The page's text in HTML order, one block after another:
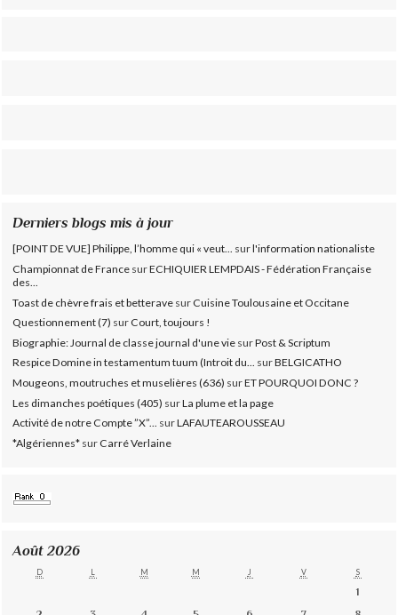
Derniers blogs mis à jour
[POINT DE VUE] Philippe, l’homme qui « veut... surl'information nationaliste
Championnat de France surECHIQUIER LEMPDAIS - Fédération Française
des...
Toast de chèvre frais et betterave surCuisine Toulousaine et Occitane
Questionnement (7) surCourt, toujours !
Biographie: Journal de classe journal d'une vie surPost & Scriptum
Respice Domine in testamentum tuum (Introit du... surBELGICATHO
Mougeons, moutruches et muselières (636) surET POURQUOI DONC ?
Les dimanches poétiques (405) surLa plume et la page
Activité de notre Compte ”X”... surLAFAUTEAROUSSEAU
*Algériennes* surCarré Verlaine
Août 2026
D L M M J V S
1